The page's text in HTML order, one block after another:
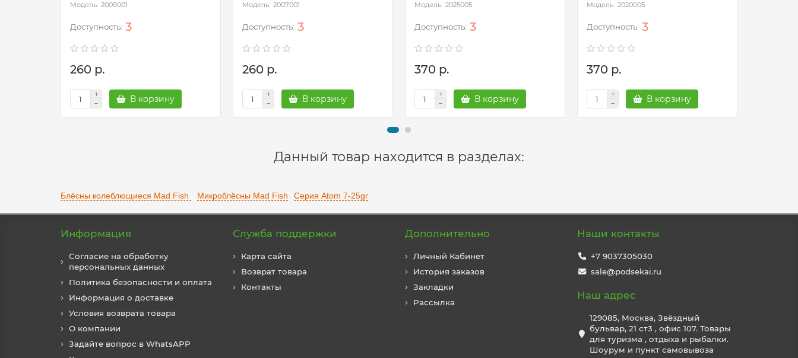
2009001
3
260 р.
В корзину
2007001
3
260 р.
В корзину
2025005
3
370 р.
В корзину
2020005
3
370 р.
В корзину
Данный товар находится в разделах:
Блёсны колеблющиеся Mad Fish Микроблёсны Mad Fish Серия Atom 7-25gr
Информация
Согласие на обработку
персональных данных
Политика безопасности и оплата
Информация о доставке
Условия возврата товара
О компании
Задайте вопрос в WhatsAPP
Служба поддержки
Карта сайта
Возврат товара
Контакты
Дополнительно
Личный Кабинет
История заказов
Закладки
Рассылка
Наши контакты
+7 9037305030
sale@podsekai.ru
Наш адрес
129085, Москва, Звёздный
бульвар, 21 ст3 , офис 107. Товары
для туризма , отдыха и рыбалки.
Шоурум и пункт самовывоза